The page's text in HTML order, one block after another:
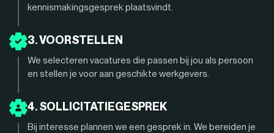
kennismakingsgesprek plaatsvindt.
3. VOORSTELLEN
We selecteren vacatures die passen bij jou als persoon
en stellen je voor aan geschikte werkgevers.
4. SOLLICITATIEGESPREK
Bij interesse plannen we een gesprek in. We bereiden je